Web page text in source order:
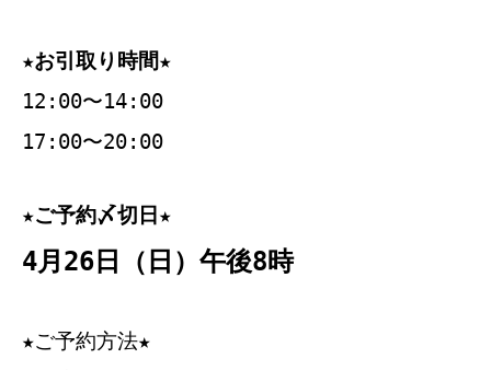
★お引取り時間★
12:00〜14:00
17:00〜20:00
★ご予約〆切日★
4月26日（日）午後8時
★ご予約方法★